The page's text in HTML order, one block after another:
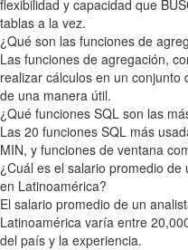
flexibilidad y capacidad que
tablas a la vez.
¿Qué son las funciones de
Las funciones de agregación,
realizar cálculos en un
de una manera útil.
¿Qué funciones SQL son las
Las 20 funciones SQL más
MIN, y funciones de ventana
¿Cuál es el salario promedio
en Latinoamérica?
El salario promedio de un
Latinoamérica varía entre
del país y la experiencia.